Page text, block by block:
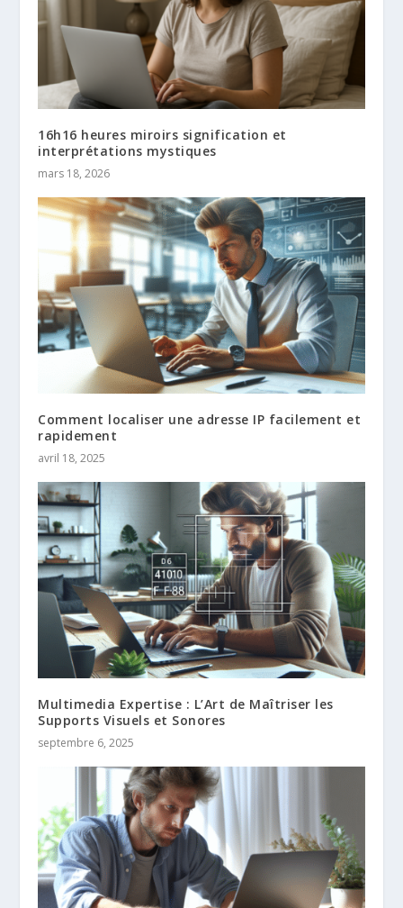
16h16 heures miroirs signification et
interprétations mystiques
mars 18, 2026
Comment localiser une adresse IP facilement et
rapidement
avril 18, 2025
Multimedia Expertise : L’Art de Maîtriser les
Supports Visuels et Sonores
septembre 6, 2025